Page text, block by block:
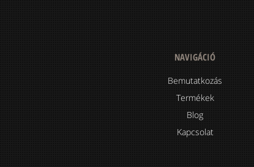
NAVIGÁCIÓ
Bemutatkozás
Termékek
Blog
Kapcsolat